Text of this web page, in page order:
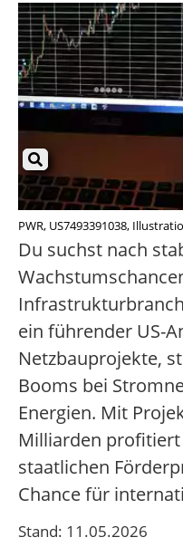
PWR, US7493391038,
Du suchst nach
ein führender US-
Netzbauprojekte,
Booms bei
Energien. Mit
Milliarden
staatlichen
Chance für
Stand: 11.05.2026